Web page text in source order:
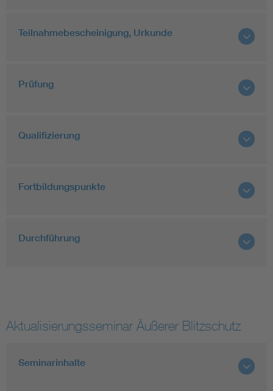
Teilnahmebescheinigung, Urkunde
Prüfung
Qualifizierung
Fortbildungspunkte
Durchführung
Aktualisierungsseminar Äußerer Blitzschutz
Seminarinhalte